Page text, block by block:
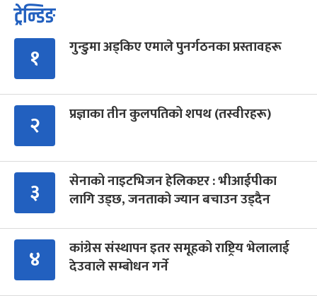
ट्रेन्डिङ
१ गुन्डुमा अड्किए एमाले पुनर्गठनका प्रस्तावहरू
२ प्रज्ञाका तीन कुलपतिको शपथ (तस्वीरहरू)
३
सेनाको नाइटभिजन हेलिकप्टर : भीआईपीका
लागि उड्छ, जनताको ज्यान बचाउन उड्दैन
४
कांग्रेस संस्थापन इतर समूहको राष्ट्रिय भेलालाई
देउवाले सम्बोधन गर्ने